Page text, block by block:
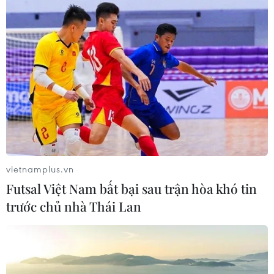
Điểm mặt những nữ nghệ sỹ sở hữu mái
tóc pixie nổi tiếng thế giới
03/02/2015 03:24
Mái tóc pixie của những nữ nghệ sỹ hàng đầu thế giới
như Audrey Hepburn, Miley Cyrus hay Jennifer Lawrence
chắc chắn sẽ mang tới cảm hứng cho các cô gái.
vietnamplus.vn
Futsal Việt Nam bất bại sau trận hòa khó tin
trước chủ nhà Thái Lan